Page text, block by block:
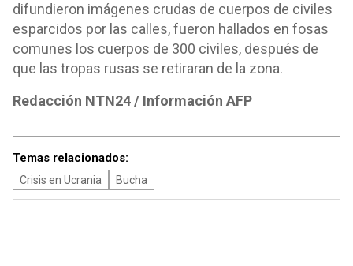
difundieron imágenes crudas de cuerpos de civiles
esparcidos por las calles, fueron hallados en fosas
comunes los cuerpos de 300 civiles, después de
que las tropas rusas se retiraran de la zona.
Redacción NTN24 / Información AFP
Temas relacionados:
Crisis en Ucrania Bucha